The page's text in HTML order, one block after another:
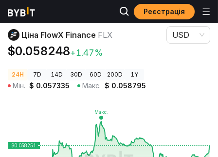
Реєстрація
Ціни криптовалют Ціна FlowX Finance FLX
Ціна FlowX Finance FLX
$0.058248+1.47%
USD
24H 7D 14D 30D 60D 200D 1Y
Мін. $ 0.057335 Макс. $ 0.058795